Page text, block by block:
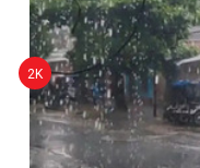
2K